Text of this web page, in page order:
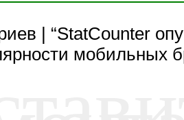
| “StatCounter
мобильных